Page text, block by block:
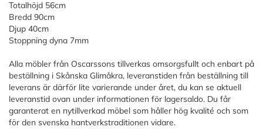
Totalhöjd 56cm
Bredd 90cm
Djup 40cm
Stoppning dyna 7mm
Alla möbler från Oscarssons tillverkas omsorgsfullt och enbart på
beställning i Skånska Glimåkra, leveranstiden från beställning till
leverans är därför lite varierande under året, du kan se aktuell
leveranstid ovan under informationen för lagersaldo. Du får
garanterat en nytillverkad möbel som håller hög kvalité och som
för den svenska hantverkstraditionen vidare.